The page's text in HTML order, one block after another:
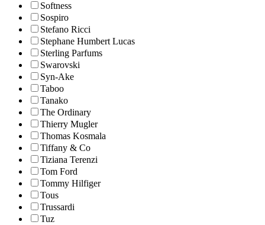
Softness
Sospiro
Stefano Ricci
Stephane Humbert Lucas
Sterling Parfums
Swarovski
Syn-Ake
Taboo
Tanako
The Ordinary
Thierry Mugler
Thomas Kosmala
Tiffany & Co
Tiziana Terenzi
Tom Ford
Tommy Hilfiger
Tous
Trussardi
Tuz